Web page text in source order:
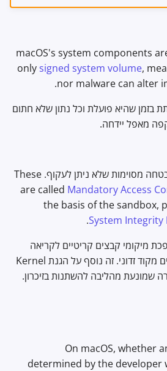
macOS's system components
only signed system volume,
nor malware can alter
שהיא פועלת וכל נתון שלא חתום
מאפל יידחה.
macOS מגדיר מגבלות אבטחה מסוימות שלא ניתן לעקוף. These
are called Mandatory Access
the basis of the sandbox,
System
מיקומי קבצים קריטיים לקריאה
בלבד כדי להגן מפני שינויים מקוד זדוני. זה נוסף על הגנת Kernel
On macOS, whether
determined by the developer